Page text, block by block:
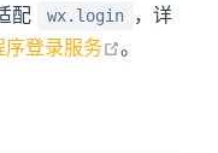
配 wx.login
，详
序登录服务 open in
。